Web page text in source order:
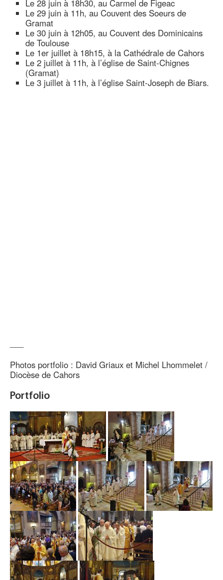
Le 28 juin à 18h30, au Carmel de Figeac
Le 29 juin à 11h, au Couvent des Soeurs de
Gramat
Le 30 juin à 12h05, au Couvent des Dominicains
de Toulouse
Le 1er juillet à 18h15, à la Cathédrale de Cahors
Le 2 juillet à 11h, à l’église de Saint-Chignes
(Gramat)
Le 3 juillet à 11h, à l’église Saint-Joseph de Biars.
Photos portfolio : David Griaux et Michel Lhommelet /
Diocèse de Cahors
Portfolio